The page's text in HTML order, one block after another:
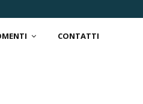
CONTATTI